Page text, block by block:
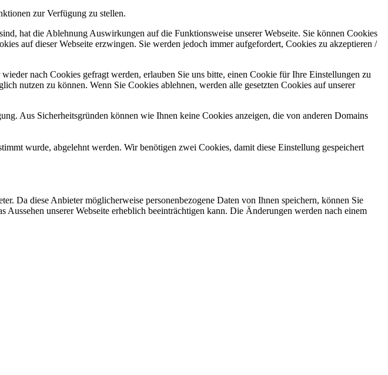
zur Verfügung zu stellen.
hat die Ablehnung Auswirkungen auf die Funktionsweise unserer Webseite. Sie können Cookies
auf dieser Webseite erzwingen. Sie werden jedoch immer aufgefordert, Cookies zu akzeptieren /
nach Cookies gefragt werden, erlauben Sie uns bitte, einen Cookie für Ihre Einstellungen zu
nutzen zu können. Wenn Sie Cookies ablehnen, werden alle gesetzten Cookies auf unserer
Aus Sicherheitsgründen können wie Ihnen keine Cookies anzeigen, die von anderen Domains
wurde, abgelehnt werden. Wir benötigen zwei Cookies, damit diese Einstellung gespeichert
Da diese Anbieter möglicherweise personenbezogene Daten von Ihnen speichern, können Sie
unserer Webseite erheblich beeinträchtigen kann. Die Änderungen werden nach einem